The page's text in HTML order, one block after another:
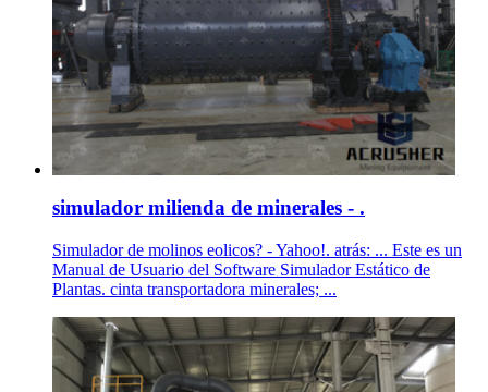
simulador milienda de minerales - .
Simulador de molinos eolicos? - Yahoo!. atrás: ... Este es un
Manual de Usuario del Software Simulador Estático de
Plantas. cinta transportadora minerales; ...